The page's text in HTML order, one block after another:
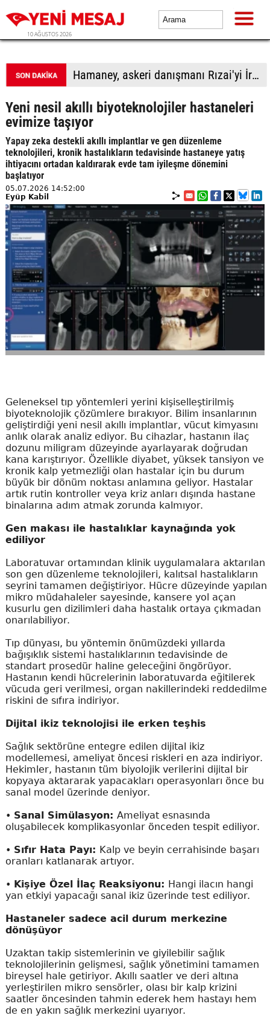
10 AĞUSTOS 2026
Trump: İran ile temasları fazla büyütmeden yürütüyoruz
Yeni nesil akıllı biyoteknolojiler hastaneleri
evimize taşıyor
Yapay zeka destekli akıllı implantlar ve gen düzenleme
teknolojileri, kronik hastalıkların tedavisinde hastaneye yatış
ihtiyacını ortadan kaldırarak evde tam iyileşme dönemini
başlatıyor
05.07.2026 14:52:00
Eyüp Kabil
Geleneksel tıp yöntemleri yerini kişiselleştirilmiş
biyoteknolojik çözümlere bırakıyor. Bilim insanlarının
geliştirdiği yeni nesil akıllı implantlar, vücut kimyasını
anlık olarak analiz ediyor. Bu cihazlar, hastanın ilaç
dozunu miligram düzeyinde ayarlayarak doğrudan
kana karıştırıyor. Özellikle diyabet, yüksek tansiyon ve
kronik kalp yetmezliği olan hastalar için bu durum
büyük bir dönüm noktası anlamına geliyor. Hastalar
artık rutin kontroller veya kriz anları dışında hastane
binalarına adım atmak zorunda kalmıyor.
Gen makası ile hastalıklar kaynağında yok
ediliyor
Laboratuvar ortamından klinik uygulamalara aktarılan
son gen düzenleme teknolojileri, kalıtsal hastalıkların
seyrini tamamen değiştiriyor. Hücre düzeyinde yapılan
mikro müdahaleler sayesinde, kansere yol açan
kusurlu gen dizilimleri daha hastalık ortaya çıkmadan
onarılabiliyor.
Tıp dünyası, bu yöntemin önümüzdeki yıllarda
bağışıklık sistemi hastalıklarının tedavisinde de
standart prosedür haline geleceğini öngörüyor.
Hastanın kendi hücrelerinin laboratuvarda eğitilerek
vücuda geri verilmesi, organ nakillerindeki reddedilme
riskini de sıfıra indiriyor.
Dijital ikiz teknolojisi ile erken teşhis
Sağlık sektörüne entegre edilen dijital ikiz
modellemesi, ameliyat öncesi riskleri en aza indiriyor.
Hekimler, hastanın tüm biyolojik verilerini dijital bir
kopyaya aktararak yapacakları operasyonları önce bu
sanal model üzerinde deniyor.
• Sanal Simülasyon: Ameliyat esnasında
oluşabilecek komplikasyonlar önceden tespit ediliyor.
• Sıfır Hata Payı: Kalp ve beyin cerrahisinde başarı
oranları katlanarak artıyor.
• Kişiye Özel İlaç Reaksiyonu: Hangi ilacın hangi
yan etkiyi yapacağı sanal ikiz üzerinde test ediliyor.
Hastaneler sadece acil durum merkezine
dönüşüyor
Uzaktan takip sistemlerinin ve giyilebilir sağlık
teknolojilerinin gelişmesi, sağlık yönetimini tamamen
bireysel hale getiriyor. Akıllı saatler ve deri altına
yerleştirilen mikro sensörler, olası bir kalp krizini
saatler öncesinden tahmin ederek hem hastayı hem
de en yakın sağlık merkezini uyarıyor.